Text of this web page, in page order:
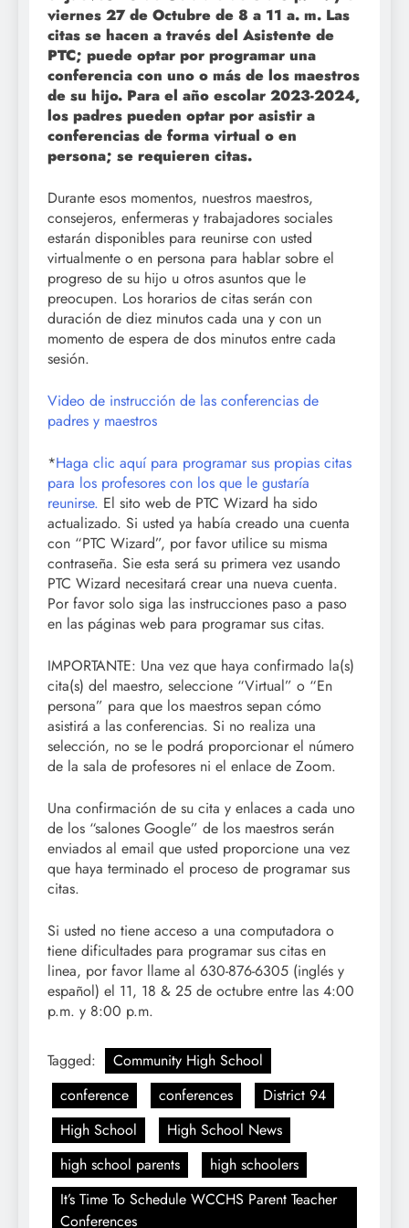
viernes 27 de Octubre de 8 a 11 a. m. Las
citas se hacen a través del Asistente de
PTC; puede optar por programar una
conferencia con uno o más de los maestros
de su hijo. Para el año escolar 2023-2024,
los padres pueden optar por asistir a
conferencias de forma virtual o en
persona; se requieren citas.
Durante esos momentos, nuestros maestros,
consejeros, enfermeras y trabajadores sociales
estarán disponibles para reunirse con usted
virtualmente o en persona para hablar sobre el
progreso de su hijo u otros asuntos que le
preocupen. Los horarios de citas serán con
duración de diez minutos cada una y con un
momento de espera de dos minutos entre cada
sesión.
Video de instrucción de las conferencias de
padres y maestros
*Haga clic aquí para programar sus propias citas
para los profesores con los que le gustaría
reunirse. El sito web de PTC Wizard ha sido
actualizado. Si usted ya había creado una cuenta
con “PTC Wizard”, por favor utilice su misma
contraseña. Sie esta será su primera vez usando
PTC Wizard necesitará crear una nueva cuenta.
Por favor solo siga las instrucciones paso a paso
en las páginas web para programar sus citas.
IMPORTANTE: Una vez que haya confirmado la(s)
cita(s) del maestro, seleccione “Virtual” o “En
persona” para que los maestros sepan cómo
asistirá a las conferencias. Si no realiza una
selección, no se le podrá proporcionar el número
de la sala de profesores ni el enlace de Zoom.
Una confirmación de su cita y enlaces a cada uno
de los “salones Google” de los maestros serán
enviados al email que usted proporcione una vez
que haya terminado el proceso de programar sus
citas.
Si usted no tiene acceso a una computadora o
tiene dificultades para programar sus citas en
linea, por favor llame al 630-876-6305 (inglés y
español) el 11, 18 & 25 de octubre entre las 4:00
p.m. y 8:00 p.m.
Tagged:
Community High School
conference
conferences
District 94
High School
High School News
high school parents
high schoolers
It’s Time To Schedule WCCHS Parent Teacher
Conferences